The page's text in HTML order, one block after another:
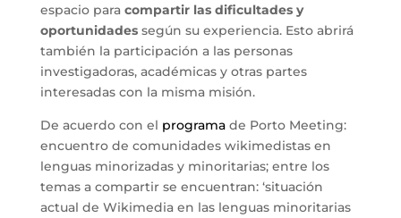
espacio para compartir las dificultades y
oportunidadessegún su experiencia. Esto abrirá
también la participación a las personas
investigadoras, académicas y otras partes
interesadas con la misma misión.
De acuerdo con el programade Porto Meeting:
encuentro de comunidades wikimedistas en
lenguas minorizadas y minoritarias; entre los
temas a compartir se encuentran: ‘situación
actual de Wikimedia en las lenguas minoritarias